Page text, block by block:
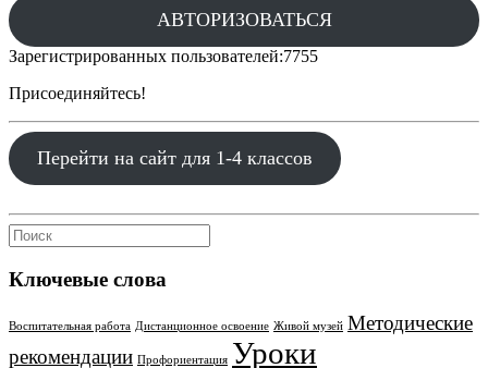
АВТОРИЗОВАТЬСЯ
Зарегистрированных пользователей:7755
Присоединяйтесь!
Перейти на сайт для 1-4 классов
Ключевые слова
Воспитательная работа Дистанционное освоение Живой музей Методические
рекомендации Профориентация Уроки